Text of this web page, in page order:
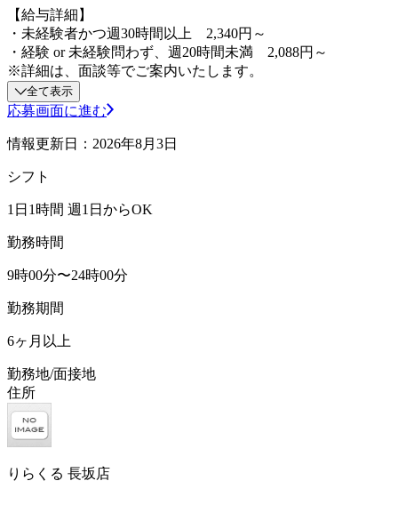
【給与詳細】
・未経験者かつ週30時間以上 2,340円～
・経験 or 未経験問わず、週20時間未満 2,088円～
※詳細は、面談等でご案内いたします。
全て表示
応募画面に進む
情報更新日：2026年8月3日
シフト
1日1時間 週1日からOK
勤務時間
9時00分〜24時00分
勤務期間
6ヶ月以上
勤務地/面接地
住所
りらくる 長坂店